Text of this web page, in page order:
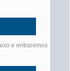
e entraremos